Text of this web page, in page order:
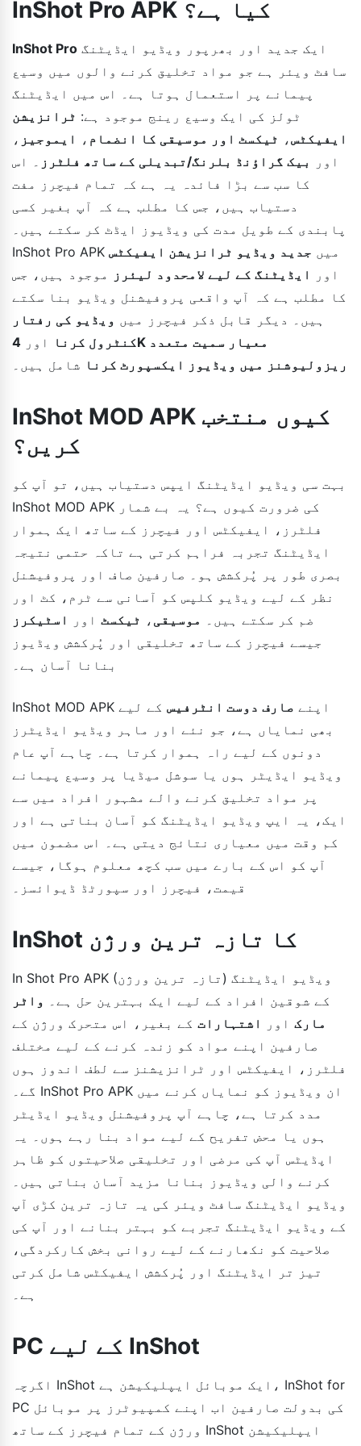
InShot Pro APK کیا ہے؟
InShot Pro
سافٹ ویئر ہے جو مواد تخلیق کرنے والوں میں وسیع
پیمانے پر استعمال ہوتا ہے۔ اس میں ایڈیٹنگ
ٹولز کی ایک وسیع رینج موجود ہے: ٹرانزیشن
ایفیکٹس، ٹیکسٹ اور موسیقی کا انضمام ، ایموجیز ،
اور
بیک گراؤنڈ بلرنگ/تبدیلی کے ساتھ فلٹرز
۔ اس
کا سب سے بڑا فائدہ یہ ہے کہ تمام فیچرز مفت
دستیاب ہیں، جس کا مطلب ہے کہ آپ بغیر کسی
پابندی کے طویل مدت کی ویڈیوز ایڈٹ کر سکتے ہیں۔
InShot Pro APK میں جدید ویڈیو ٹرانزیشن ایفیکٹس
اور
ایڈیٹنگ کے لیے لامحدود لیئرز
موجود ہیں، جس
کا مطلب ہے کہ آپ واقعی پروفیشنل ویڈیو بنا سکتے
ہیں۔ دیگر قابل ذکر فیچرز میں ویڈیو کی رفتار
کنٹرول کرنا
اور 4K معیار سمیت متعدد
ریزولیوشنز میں ویڈیوز ایکسپورٹ کرنا شامل ہیں۔
InShot MOD APK کیوں منتخب
کریں؟
بہت سی ویڈیو ایڈیٹنگ ایپس دستیاب ہیں، تو آپ کو
InShot MOD APK کی ضرورت کیوں ہے؟ یہ بے شمار
فلٹرز، ایفیکٹس اور فیچرز کے ساتھ ایک ہموار
ایڈیٹنگ تجربہ فراہم کرتی ہے تاکہ حتمی نتیجہ
بصری طور پر پُرکشش ہو۔ صارفین صاف اور پروفیشنل
نظر کے لیے ویڈیو کلپس کو آسانی سے ٹرم، کٹ اور
ضم کر سکتے ہیں۔
موسیقی ، ٹیکسٹ اور
اسٹیکرز
جیسے فیچرز کے ساتھ تخلیقی اور پُرکشش ویڈیوز
بنانا آسان ہے۔
InShot MOD APK اپنے صارف دوست انٹرفیس کے لیے
بھی نمایاں ہے، جو نئے اور ماہر ویڈیو ایڈیٹرز
دونوں کے لیے راہ ہموار کرتا ہے۔ چاہے آپ عام
ویڈیو ایڈیٹر ہوں یا سوشل میڈیا پر وسیع پیمانے
پر مواد تخلیق کرنے والے مشہور افراد میں سے
ایک، یہ ایپ ویڈیو ایڈیٹنگ کو آسان بناتی ہے اور
کم وقت میں معیاری نتائج دیتی ہے۔ اس مضمون میں
آپ کو اس کے بارے میں سب کچھ معلوم ہوگا، جیسے
قیمت، فیچرز اور سپورٹڈ ڈیوائسز۔
InShot کا تازہ ترین ورژن
In Shot Pro APK (تازہ ترین ورژن) ویڈیو ایڈیٹنگ
کے شوقین افراد کے لیے ایک بہترین حل ہے۔ واٹر
مارک اور اشتہارات کے بغیر، اس متحرک ورژن کے
صارفین اپنے مواد کو زندہ کرنے کے لیے مختلف
فلٹرز، ایفیکٹس اور ٹرانزیشنز سے لطف اندوز ہوں
گے۔ InShot Pro APK ان ویڈیوز کو نمایاں کرنے میں
مدد کرتا ہے، چاہے آپ پروفیشنل ویڈیو ایڈیٹر
ہوں یا محض تفریح کے لیے مواد بنا رہے ہوں۔ یہ
اپڈیٹس آپ کی مرضی اور تخلیقی صلاحیتوں کو ظاہر
کرنے والی ویڈیوز بنانا مزید آسان بناتی ہیں۔
ویڈیو ایڈیٹنگ سافٹ ویئر کی یہ تازہ ترین کڑی آپ
کے ویڈیو ایڈیٹنگ تجربے کو بہتر بنانے اور آپ کی
صلاحیت کو نکھارنے کے لیے روانی بخش کارکردگی،
تیز تر ایڈیٹنگ اور پُرکشش ایفیکٹس شامل کرتی
ہے۔
PC کے لیے InShot
اگرچہ InShot ایک موبائل ایپلیکیشن ہے، InShot for
PC کی بدولت صارفین اب اپنے کمپیوٹرز پر موبائل
ورژن کے تمام فیچرز کے ساتھ InShot ایپلیکیشن